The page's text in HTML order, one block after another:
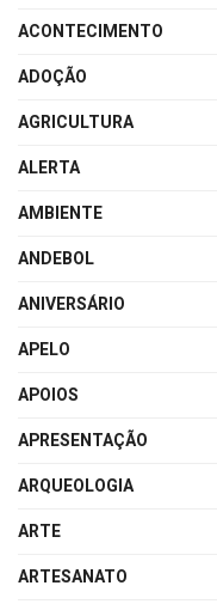
ACONTECIMENTO
ADOÇÃO
AGRICULTURA
ALERTA
AMBIENTE
ANDEBOL
ANIVERSÁRIO
APELO
APOIOS
APRESENTAÇÃO
ARQUEOLOGIA
ARTE
ARTESANATO